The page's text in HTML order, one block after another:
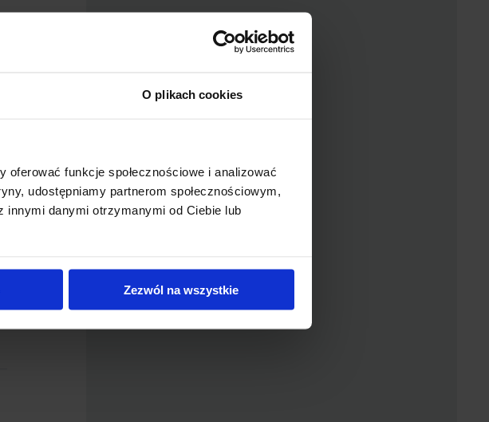
O plikach cookies
funkcje społecznościowe i analizować
udostępniamy partnerom społecznościowym,
innymi danymi otrzymanymi od Ciebie lub
Zezwól na wszystkie
umów